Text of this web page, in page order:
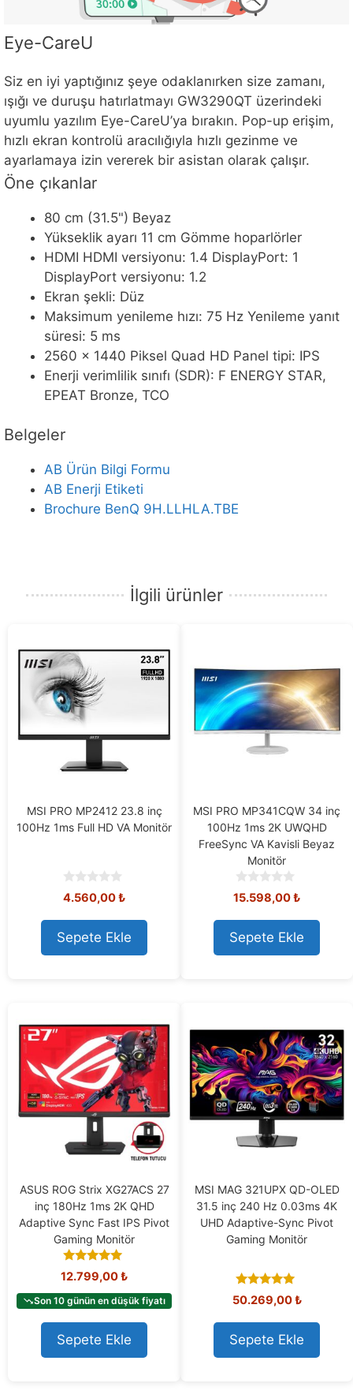
Eye-CareU
Siz en iyi yaptığınız şeye odaklanırken size zamanı,
ışığı ve duruşu hatırlatmayı GW3290QT üzerindeki
uyumlu yazılım Eye-CareU’ya bırakın. Pop-up erişim,
hızlı ekran kontrolü aracılığıyla hızlı gezinme ve
ayarlamaya izin vererek bir asistan olarak çalışır.
Öne çıkanlar
80 cm (31.5") Beyaz
Yükseklik ayarı 11 cm Gömme hoparlörler
HDMI HDMI versiyonu: 1.4 DisplayPort: 1
DisplayPort versiyonu: 1.2
Ekran şekli: Düz
Maksimum yenileme hızı: 75 Hz Yenileme yanıt
süresi: 5 ms
2560 x 1440 Piksel Quad HD Panel tipi: IPS
Enerji verimlilik sınıfı (SDR): F ENERGY STAR,
EPEAT Bronze, TCO
Belgeler
AB Ürün Bilgi Formu
AB Enerji Etiketi
Brochure BenQ 9H.LLHLA.TBE
İlgili ürünler
MSI PRO MP2412 23.8 inç
100Hz 1ms Full HD VA Monitör
0
o
u
t
o
f
4.560,00₺
Sepete Ekle
MSI PRO MP341CQW 34 inç
100Hz 1ms 2K UWQHD
FreeSync VA Kavisli Beyaz
Monitör
0
o
u
t
o
f
15.598,00₺
Sepete Ekle
ASUS ROG Strix XG27ACS 27
inç 180Hz 1ms 2K QHD
Adaptive Sync Fast IPS Pivot
Gaming Monitör
4.93
out of 5
12.799,00₺
Son 10 günün en düşük fiyatı
Sepete Ekle
MSI MAG 321UPX QD-OLED
31.5 inç 240 Hz 0.03ms 4K
UHD Adaptive-Sync Pivot
Gaming Monitör
5.00
out of 5
50.269,00₺
Sepete Ekle